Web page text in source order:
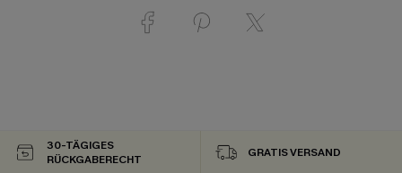
30-TÄGIGES
RÜCKGABERECHT
GRATIS VERSAND